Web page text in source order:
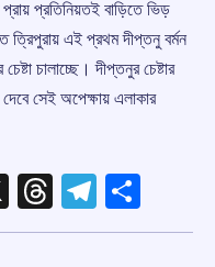
প্রতিনিয়তই বাড়িতে ভিড়
ত্রিপুরায় এই প্রথম দীপ্তনু বর্মন
চালাচ্ছে। দীপ্তনুর চেষ্টার
সেই অপেক্ষায় এলাকার
X Threads